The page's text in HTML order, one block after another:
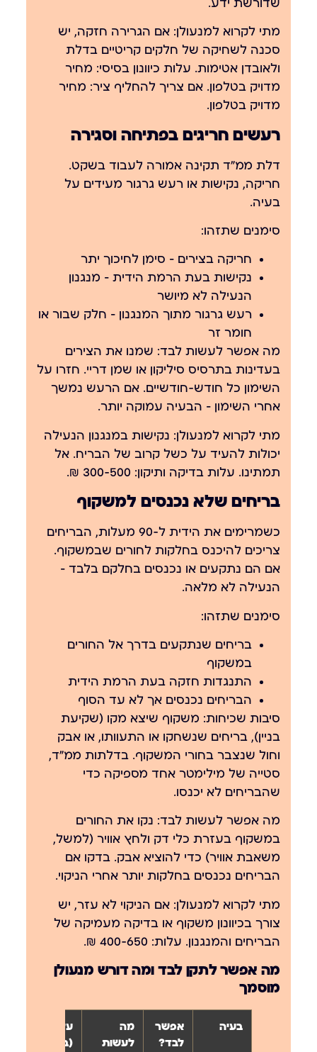
שדורשת ידע.
מתי לקרוא למנעולן: אם הגרירה חזקה, יש
סכנה לשחיקה של חלקים קריטיים בדלת
ולאובדן אטימות. עלות כיוונון בסיסי: מחיר
מדויק בטלפון. אם צריך להחליף ציר: מחיר
מדויק בטלפון.
רעשים חריגים בפתיחה וסגירה
דלת ממ״ד תקינה אמורה לעבוד בשקט.
חריקה, נקישות או רעש גרגור מעידים על
בעיה.
סימנים שתזהו:
חריקה בצירים — סימן לחיכוך יתר
נקישות בעת הרמת הידית — מנגנון
הנעילה לא מיושר
רעש גרגור מתוך המנגנון — חלק שבור או
חומר זר
מה אפשר לעשות לבד: שמנו את הצירים
בעדינות בתרסיס סיליקון או שמן דריי. חזרו על
השימון כל חודש-חודשיים. אם הרעש נמשך
אחרי השימון — הבעיה עמוקה יותר.
מתי לקרוא למנעולן: נקישות במנגנון הנעילה
יכולות להעיד על כשל קרוב של הבריח. אל
תמתינו. עלות בדיקה ותיקון: 300-500 ₪.
בריחים שלא נכנסים למשקוף
כשמרימים את הידית ל-90 מעלות, הבריחים
צריכים להיכנס בחלקות לחורים שבמשקוף.
אם הם נתקעים או נכנסים בחלקם בלבד —
הנעילה לא מלאה.
סימנים שתזהו:
בריחים שנתקעים בדרך אל החורים
במשקוף
התנגדות חזקה בעת הרמת הידית
הבריחים נכנסים אך לא עד הסוף
סיבות שכיחות: משקוף שיצא מקו (שקיעת
בניין), בריחים שנשחקו או התעוותו, או אבק
וחול שנצבר בחורי המשקוף. בדלתות ממ״ד,
סטייה של מילימטר אחד מספיקה כדי
שהבריחים לא יכנסו.
מה אפשר לעשות לבד: נקו את החורים
במשקוף בעזרת כלי דק ולחץ אוויר (למשל,
משאבת אוויר) כדי להוציא אבק. בדקו אם
הבריחים נכנסים בחלקות יותר אחרי הניקוי.
מתי לקרוא למנעולן: אם הניקוי לא עזר, יש
צורך בכיוונון משקוף או בדיקה מעמיקה של
הבריחים והמנגנון. עלות: 400-650 ₪.
מה אפשר לתקן לבד ומה דורש מנעולן
מוסמך
בעיה
אפשר
לבד?
מה
לעשות
עלות
(בקריאה